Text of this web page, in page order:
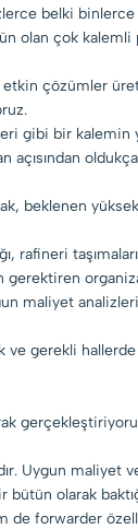
belki binlerce
olan çok
etkin
gibi bir
açısından
beklenen
rafineri
gerektiren
maliyet
ve gerekli
Uygun
olarak
forwarder